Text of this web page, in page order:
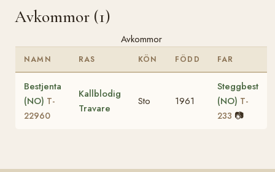
Avkommor (1)
Avkommor
NAMN RAS KÖN FÖDD FAR
Bestjenta
(NO) T-
22960
Kallblodig
Travare
Sto 1961
Steggbest
(NO) T-
233 📷